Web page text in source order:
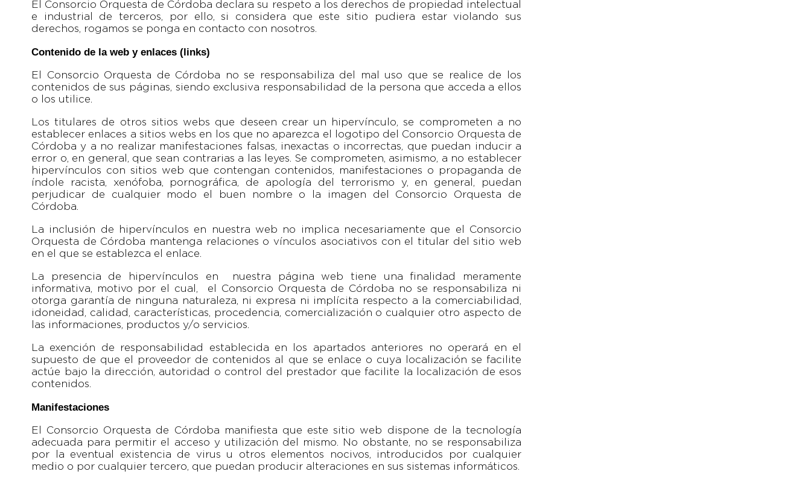
El Consorcio Orquesta de Córdoba declara su respeto a los derechos de propiedad intelectual
e industrial de terceros, por ello, si considera que este sitio pudiera estar violando sus
derechos, rogamos se ponga en contacto con nosotros.
Contenido de la web y enlaces (links)
El Consorcio Orquesta de Córdoba no se responsabiliza del mal uso que se realice de los
contenidos de sus páginas, siendo exclusiva responsabilidad de la persona que acceda a ellos
o los utilice.
Los titulares de otros sitios webs que deseen crear un hipervínculo, se comprometen a no
establecer enlaces a sitios webs en los que no aparezca el logotipo del Consorcio Orquesta de
Córdoba y a no realizar manifestaciones falsas, inexactas o incorrectas, que puedan inducir a
error o, en general, que sean contrarias a las leyes. Se comprometen, asimismo, a no establecer
hipervínculos con sitios web que contengan contenidos, manifestaciones o propaganda de
índole racista, xenófoba, pornográfica, de apología del terrorismo y, en general, puedan
perjudicar de cualquier modo el buen nombre o la imagen del Consorcio Orquesta de
Córdoba.
La inclusión de hipervínculos en nuestra web no implica necesariamente que el Consorcio
Orquesta de Córdoba mantenga relaciones o vínculos asociativos con el titular del sitio web
en el que se establezca el enlace.
La presencia de hipervínculos en nuestra página web tiene una finalidad meramente
informativa, motivo por el cual, el Consorcio Orquesta de Córdoba no se responsabiliza ni
otorga garantía de ninguna naturaleza, ni expresa ni implícita respecto a la comerciabilidad,
idoneidad, calidad, características, procedencia, comercialización o cualquier otro aspecto de
las informaciones, productos y/o servicios.
La exención de responsabilidad establecida en los apartados anteriores no operará en el
supuesto de que el proveedor de contenidos al que se enlace o cuya localización se facilite
actúe bajo la dirección, autoridad o control del prestador que facilite la localización de esos
contenidos.
Manifestaciones
El Consorcio Orquesta de Córdoba manifiesta que este sitio web dispone de la tecnología
adecuada para permitir el acceso y utilización del mismo. No obstante, no se responsabiliza
por la eventual existencia de virus u otros elementos nocivos, introducidos por cualquier
medio o por cualquier tercero, que puedan producir alteraciones en sus sistemas informáticos.